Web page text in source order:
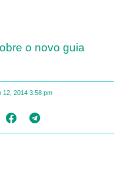
o novo guia
12, 2014 3:58 pm